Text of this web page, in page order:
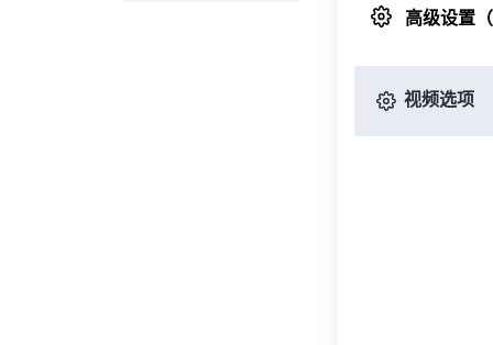
高级设置
视频选项